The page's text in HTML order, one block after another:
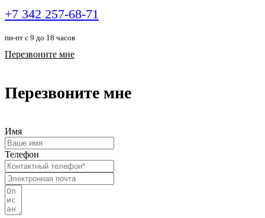
+7 342 257-68-71
пн-пт с 9 до 18 часов
Перезвоните мне
Перезвоните мне
Имя
Телефон